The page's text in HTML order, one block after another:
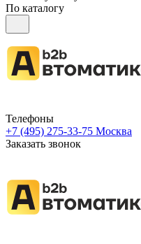
По каталогу
Телефоны
+7 (495) 275-33-75 Москва
Заказать звонок